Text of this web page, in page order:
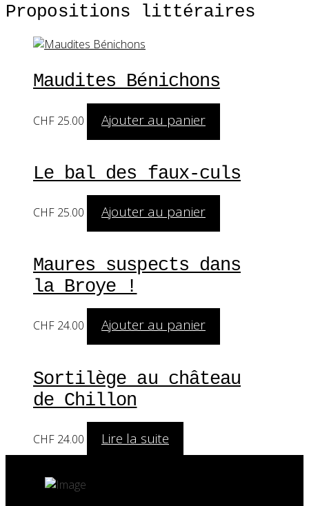
Propositions littéraires
Maudites Bénichons
CHF 25.00 Ajouter au panier
Le bal des faux-culs
CHF 25.00 Ajouter au panier
Maures suspects dans
la Broye !
CHF 24.00 Ajouter au panier
Sortilège au château
de Chillon
CHF 24.00 Lire la suite